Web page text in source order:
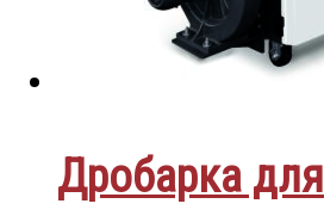
Дробарка для